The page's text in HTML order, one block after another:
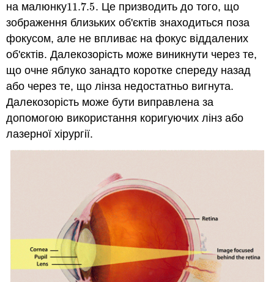
на малюнку11.7.5
11.7.5. Це призводить до того, що
зображення близьких об'єктів знаходиться поза
фокусом, але не впливає на фокус віддалених
об'єктів. Далекозорість може виникнути через те,
що очне яблуко занадто коротке спереду назад
або через те, що лінза недостатньо вигнута.
Далекозорість може бути виправлена за
допомогою використання коригуючих лінз або
лазерної хірургії.